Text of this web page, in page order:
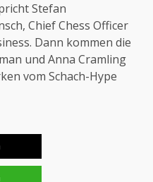
Stefan
Chief Chess Officer
Dann kommen die
und Anna Cramling
vom Schach-Hype